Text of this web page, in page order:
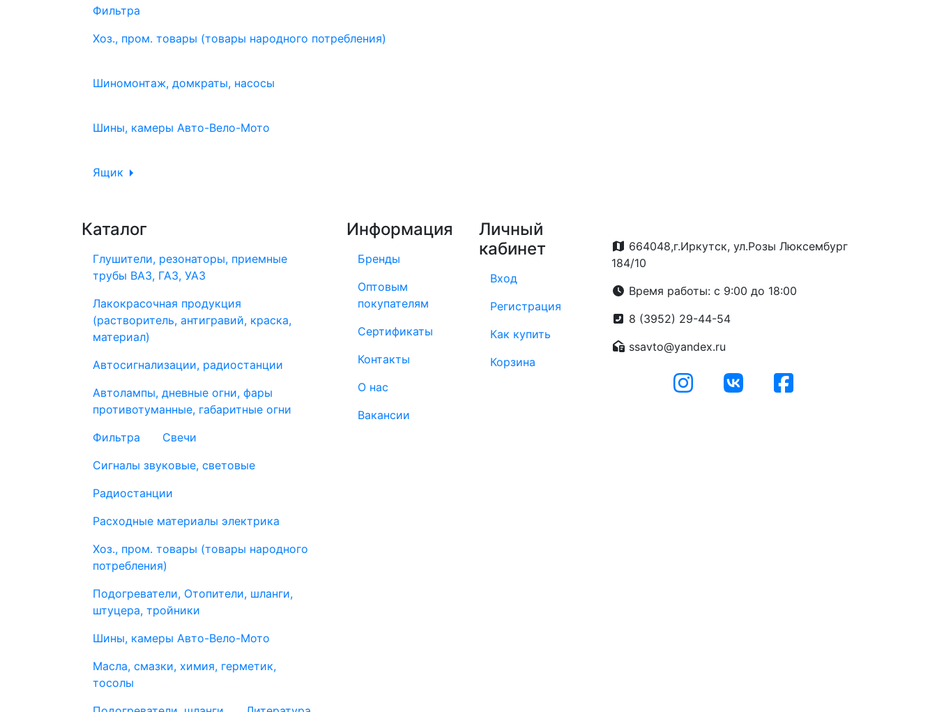
Фильтра
Хоз., пром. товары (товары народного потребления)
Шиномонтаж, домкраты, насосы
Шины, камеры Авто-Вело-Мото
Ящик
Каталог
Глушители, резонаторы, приемные
трубы ВАЗ, ГАЗ, УАЗ
Лакокрасочная продукция
(растворитель, антигравий, краска,
материал)
Автосигнализации, радиостанции
Автолампы, дневные огни, фары
противотуманные, габаритные огни
Фильтра
Свечи
Сигналы звуковые, световые
Радиостанции
Расходные материалы электрика
Хоз., пром. товары (товары народного
потребления)
Подогреватели, Отопители, шланги,
штуцера, тройники
Шины, камеры Авто-Вело-Мото
Масла, смазки, химия, герметик,
тосолы
Информация
Бренды
Оптовым
покупателям
Сертификаты
Контакты
О нас
Вакансии
Личный
кабинет
Вход
Регистрация
Как купить
Корзина
664048,г.Иркутск, ул.Розы Люксембург
184/10
Время работы: с 9:00 до 18:00
8 (3952) 29-44-54
ssavto@yandex.ru